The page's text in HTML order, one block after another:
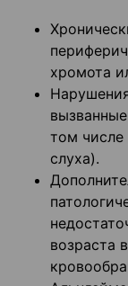
хромота
том числе
слуха).
возраста